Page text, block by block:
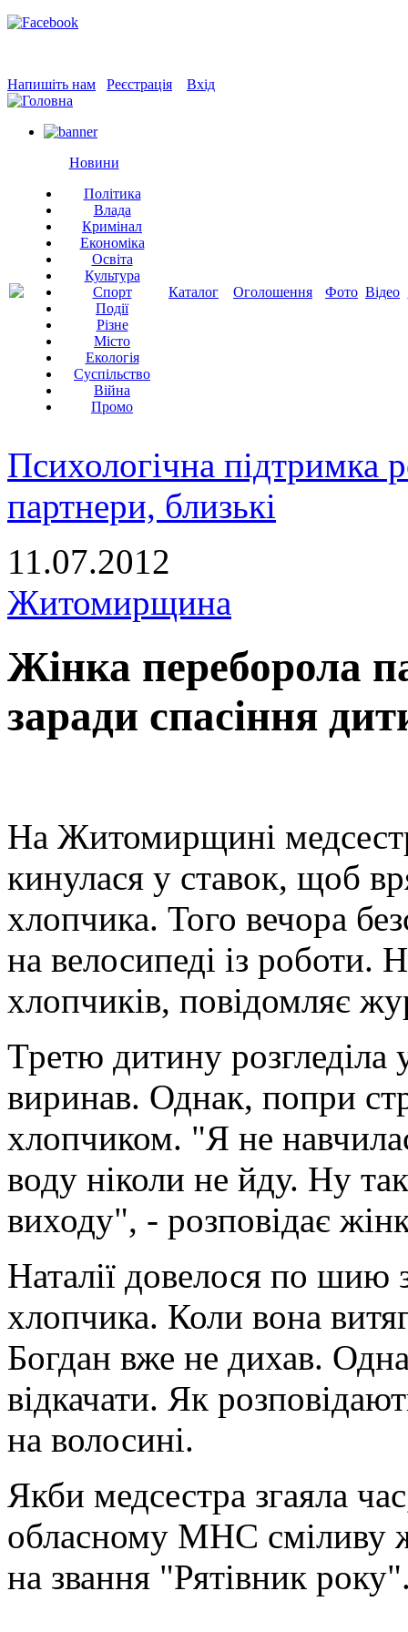
Напишіть нам Реєстрація Вхід
Новини
Політика
Влада
Кримінал
Економіка
Освіта
Культура
Спорт
Події
Різне
Місто
Екологія
Суспільство
Війна
Промо
Каталог Оголошення Фото Відео
Психологічна підтримка
партнери, близькі
11.07.2012
Житомирщина
Жінка переборола
заради спасіння
На Житомирщині
кинулася у ставок, щоб
хлопчика. Того вечора
на велосипеді із роботи.
хлопчиків, повідомляє
Третю дитину розгледіла
виринав. Однак, попри
хлопчиком. "Я не
воду ніколи не йду. Ну
виходу", - розповідає
Наталії довелося по шию
хлопчика. Коли вона
Богдан вже не дихав.
відкачати. Як
на волосині.
Якби медсестра згаяла
обласному МНС сміливу
на звання "Рятівник